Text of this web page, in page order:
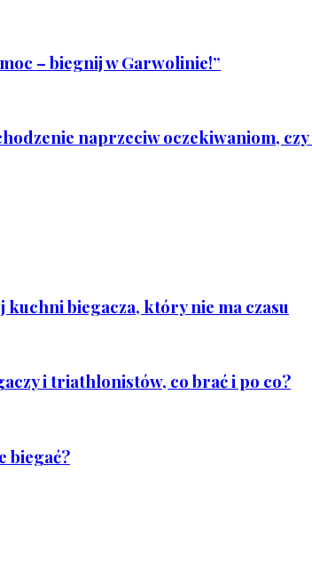
– biegnij w Garwolinie!”
naprzeciw oczekiwaniom,
kuchni biegacza, który nie ma czasu
i triathlonistów, co brać i po co?
biegać?